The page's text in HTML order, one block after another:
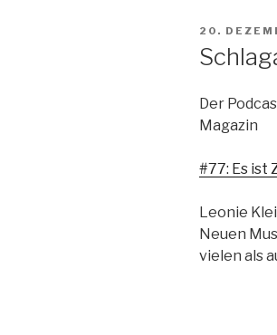
20.
Der
Magazin
#77: Es ist
Leonie
Neuen
vielen als